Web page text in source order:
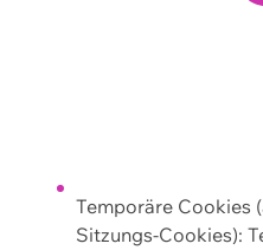
Temporäre Cookies
Sitzungs-Cookies):